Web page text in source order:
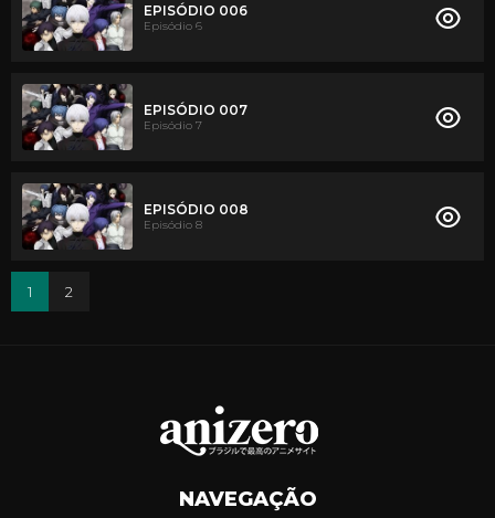
EPISÓDIO 006
Episódio 6
EPISÓDIO 007
Episódio 7
EPISÓDIO 008
Episódio 8
1 2
NAVEGAÇÃO